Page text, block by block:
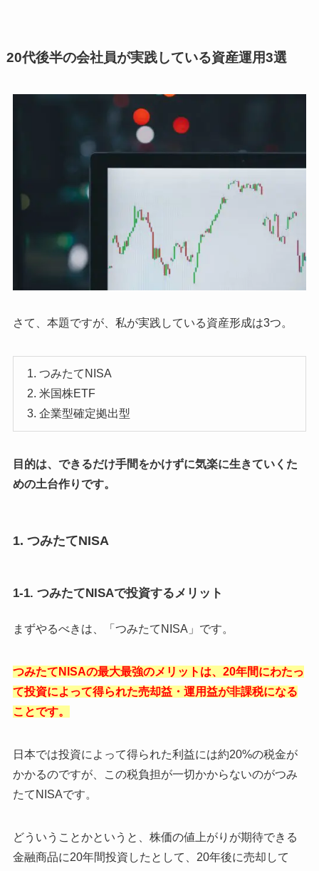
20代後半の会社員が実践している資産運用3選
さて、本題ですが、私が実践している資産形成は3つ。
つみたてNISA
米国株ETF
企業型確定拠出型
目的は、できるだけ手間をかけずに気楽に生きていくた
めの土台作りです。
1. つみたてNISA
1-1. つみたてNISAで投資するメリット
まずやるべきは、「つみたてNISA」です。
つみたてNISAの最大最強のメリットは、20年間にわたっ
て投資によって得られた売却益・運用益が非課税になる
ことです。
日本では投資によって得られた利益には約20%の税金が
かかるのですが、この税負担が一切かからないのがつみ
たてNISAです。
どういうことかというと、株価の値上がりが期待できる
金融商品に20年間投資したとして、20年後に売却して